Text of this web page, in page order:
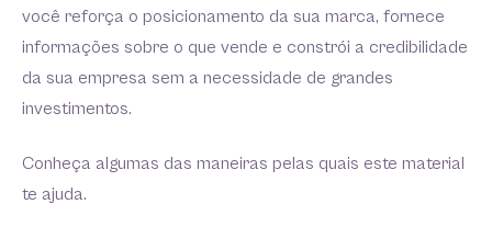
você reforça o posicionamento da sua marca, fornece
informações sobre o que vende e constrói a credibilidade
da sua empresa sem a necessidade de grandes
investimentos.
Conheça algumas das maneiras pelas quais este material
te ajuda.